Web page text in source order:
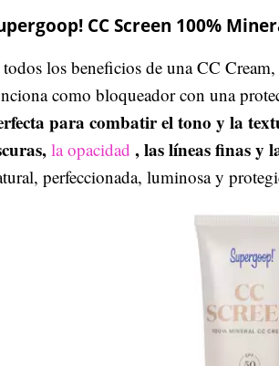
CC Screen 100%
los beneficios de una CC
como bloqueador con una
para combatir el tono y la
la opacidad , las líneas finas y
perfeccionada, luminosa y